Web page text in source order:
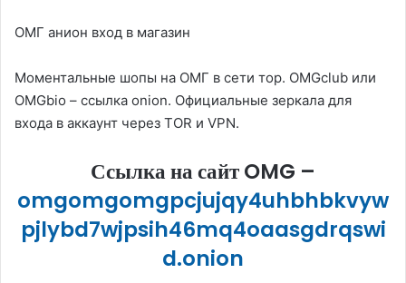
ОМГ анион вход в магазин
Моментальные шопы на ОМГ в сети тор. OMGclub или
OMGbio – ссылка onion. Официальные зеркала для
входа в аккаунт через TOR и VPN.
Ссылка на сайт OMG –
omgomgomgpcjujqy4uhbhbkvyw
pjlybd7wjpsih46mq4oaasgdrqswi
d.onion